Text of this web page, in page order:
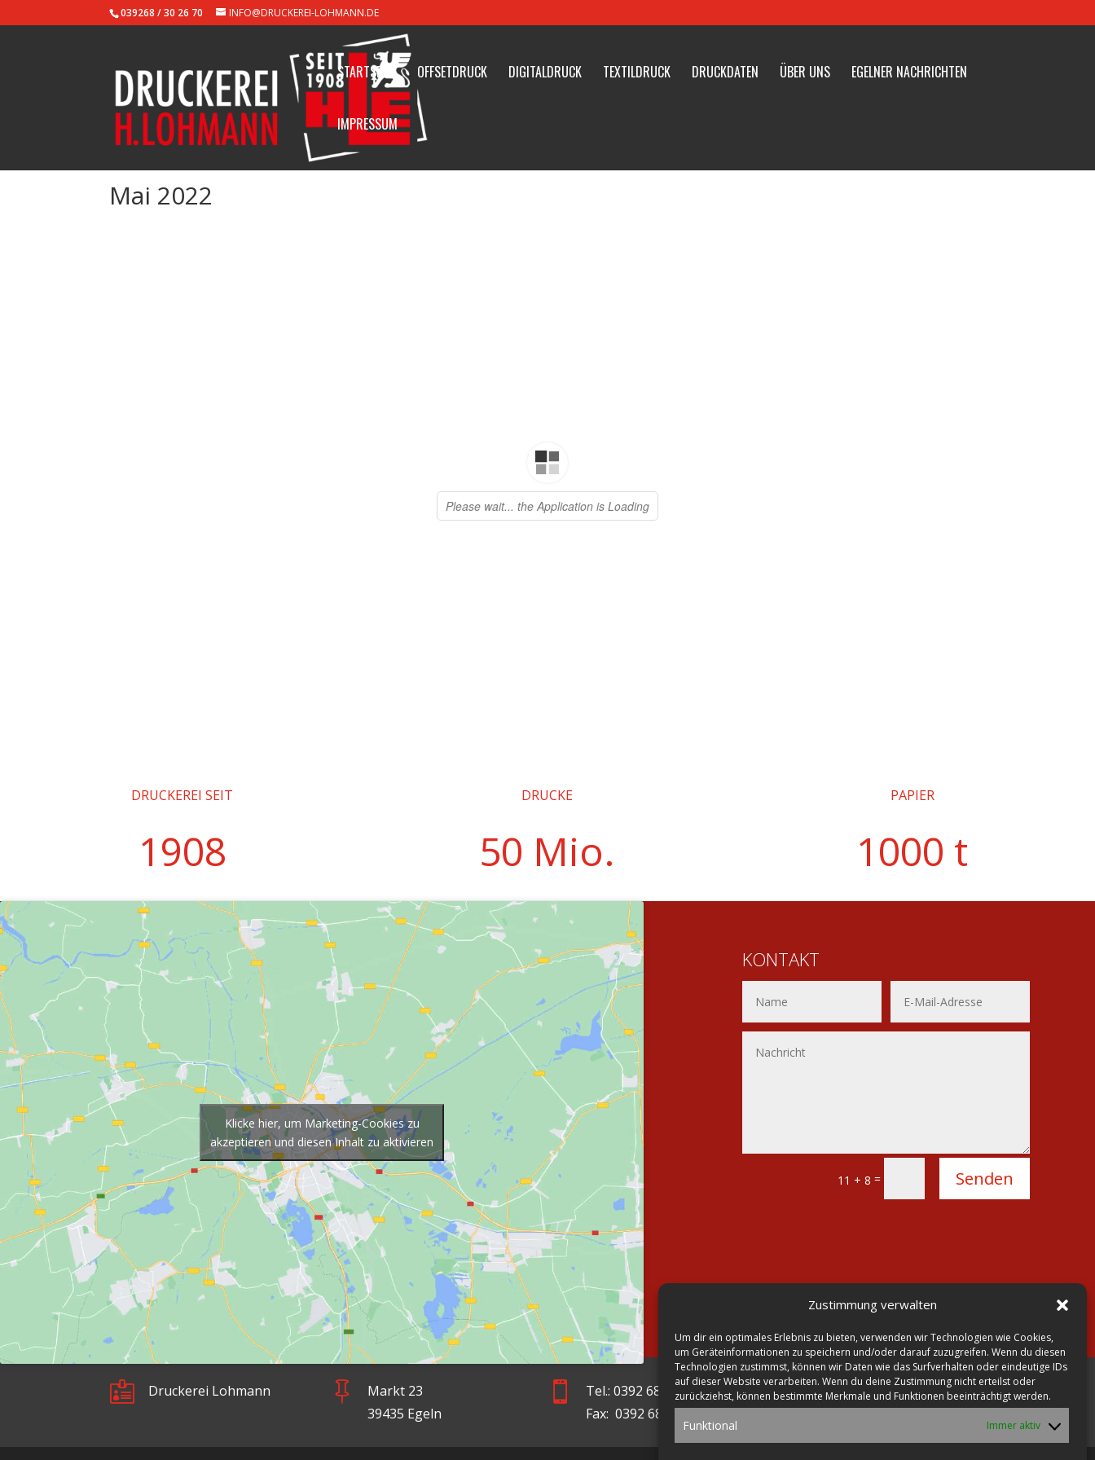
Zustimmung verwalten
Um dir ein optimales Erlebnis zu bieten, verwenden wir Technologien wie Cookies,
um Geräteinformationen zu speichern und/oder darauf zuzugreifen. Wenn du diesen
Technologien zustimmst, können wir Daten wie das Surfverhalten oder eindeutige IDs
auf dieser Website verarbeiten. Wenn du deine Zustimmung nicht erteilst oder
zurückziehst, können bestimmte Merkmale und Funktionen beeinträchtigt werden.
Funktional Immer aktiv
039268 / 30 26 70 INFO@DRUCKEREI-LOHMANN.DE
STARTSEITE OFFSETDRUCK DIGITALDRUCK TEXTILDRUCK DRUCKDATEN ÜBER UNS EGELNER NACHRICHTEN
IMPRESSUM
Mai 2022
DRUCKEREI SEIT
1908
DRUCKE
50 Mio.
PAPIER
1000 t
Klicke hier, um Marketing-Cookies zu
akzeptieren und diesen Inhalt zu aktivieren
KONTAKT
11 + 8 = Senden
 Druckerei Lohmann 
Markt 23
39435 Egeln

Tel.: 0392 68-30 26 70
Fax: 0392 68-23 28
 E-Mail:satz@druckerei-
lohmann.de